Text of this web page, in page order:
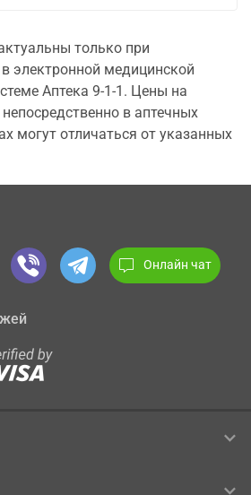
только при
электронной медицинской
Аптека 9-1-1. Цены на
в аптечных
могут отличаться от указанных
Онлайн чат